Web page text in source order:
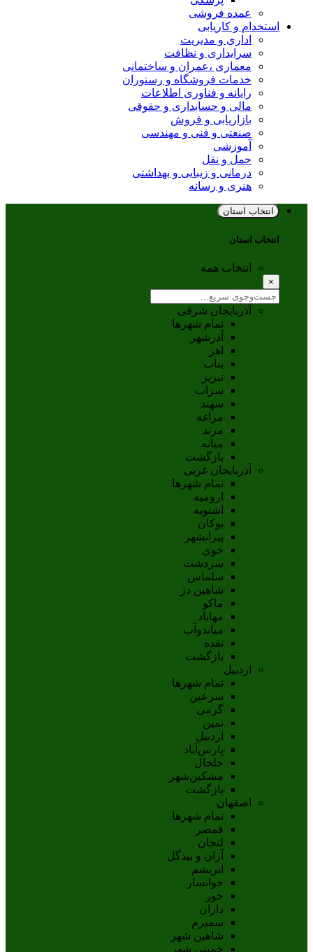
عمده فروشی
استخدام و کاریابی
اداری و مدیریت
سرایداری و نظافت
معماری ،عمران و ساختمانی
خدمات فروشگاه و رستوران
رایانه و فناوری اطلاعات
مالی و حسابداری و حقوقی
بازاریابی و فروش
صنعتی و فنی و مهندسی
آموزشی
حمل و نقل
درمانی و زیبایی و بهداشتی
هنری و رسانه
انتخاب استان
انتخاب استان
انتخاب همه
×
آذربایجان شرقی
تمام شهر‌ها
آذرشهر
اهر
بناب
تبريز
سراب
سهند
مراغه
مرند
ميانه
بازگشت
آذربایجان غربی
تمام شهر‌ها
اروميه
اشنويه
بوکان
پيرانشهر
خوي
سردشت
سلماس
شاهين دژ
ماکو
مهاباد
مياندوآب
نقده
بازگشت
اردبیل
تمام شهر‌ها
سرعین
گرمی
نمین
اردبيل
پارس‌آباد
خلخال
مشکين‌شهر
بازگشت
اصفهان
تمام شهر‌ها
قمصر
لنجان
آران و بیدگل
ابریشم
خوانسار
خور
داران
سمیرم
شاهین شهر
خمینی شهر